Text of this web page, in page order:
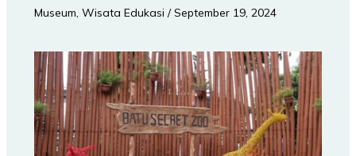
Museum, Wisata Edukasi /September 19, 2024